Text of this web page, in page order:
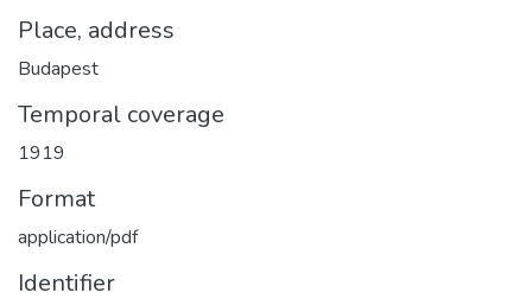
Place, address
Budapest
Temporal coverage
1919
Format
application/pdf
Identifier